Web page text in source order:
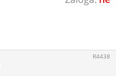
R4438